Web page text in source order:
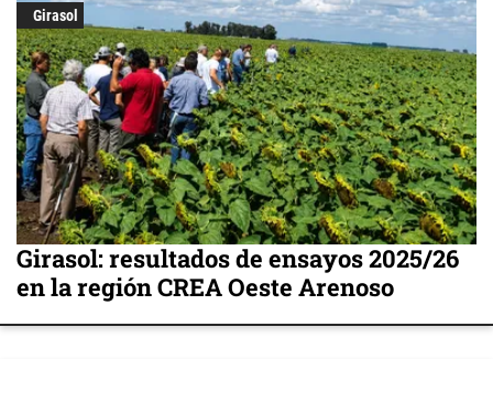
Girasol
Girasol: resultados de ensayos 2025/26
en la región CREA Oeste Arenoso